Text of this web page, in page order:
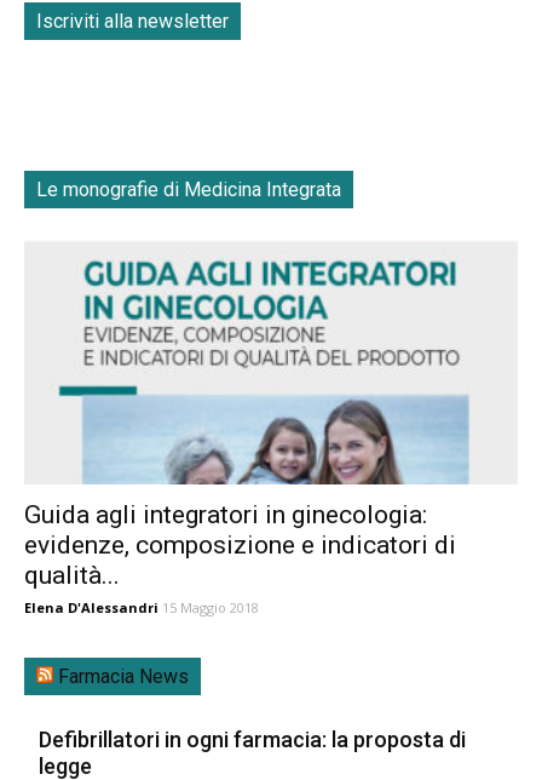
Iscriviti alla newsletter
Le monografie di Medicina Integrata
Guida agli integratori in ginecologia:
evidenze, composizione e indicatori di
qualità...
Elena D'Alessandri 15 Maggio 2018
Farmacia News
Defibrillatori in ogni farmacia: la proposta di
legge